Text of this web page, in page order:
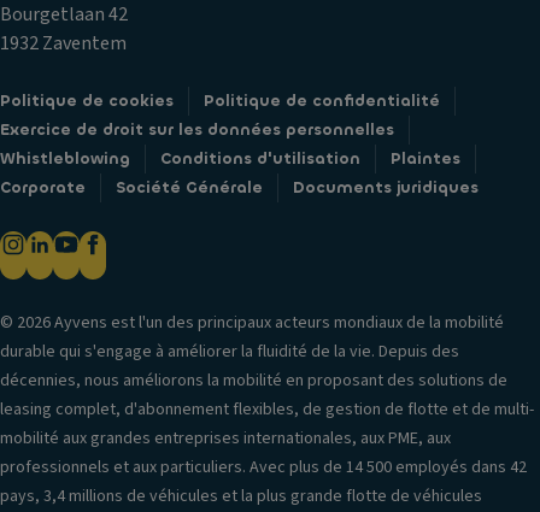
Bourgetlaan 42
1932 Zaventem
Politique de cookies
Politique de confidentialité
Exercice de droit sur les données personnelles
Whistleblowing
Conditions d'utilisation
Plaintes
Corporate
Société Générale Documents juridiques
© 2026 Ayvens est l'un des principaux acteurs mondiaux de la mobilité
durable qui s'engage à améliorer la fluidité de la vie. Depuis des
décennies, nous améliorons la mobilité en proposant des solutions de
leasing complet, d'abonnement flexibles, de gestion de flotte et de multi-
mobilité aux grandes entreprises internationales, aux PME, aux
professionnels et aux particuliers. Avec plus de 14 500 employés dans 42
pays, 3,4 millions de véhicules et la plus grande flotte de véhicules